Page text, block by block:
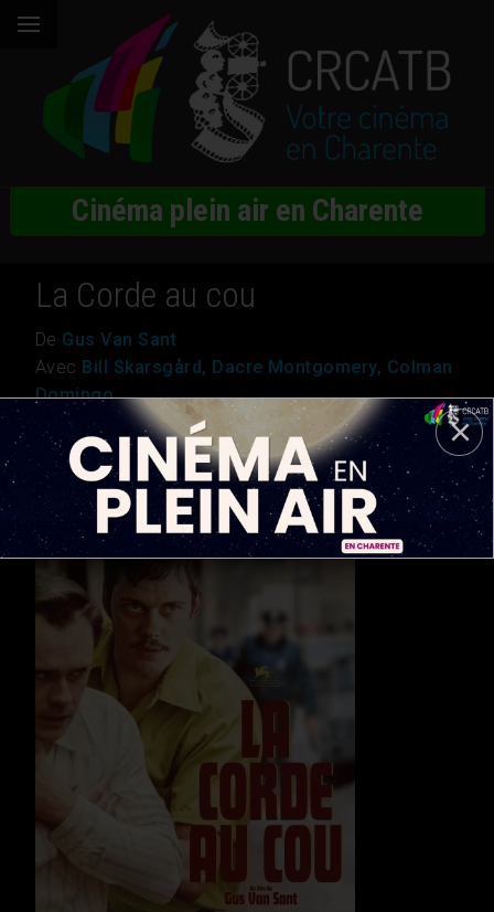
Cinéma plein air en Charente
La Corde au cou
De Gus Van Sant
Avec Bill Skarsgård, Dacre Montgomery, Colman
Domingo
Thriller
Nationalité USA
Durée1h 45